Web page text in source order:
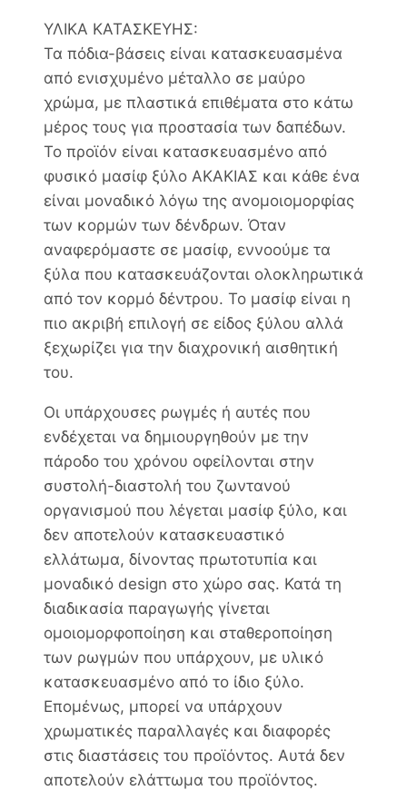
ΥΛΙΚΑ ΚΑΤΑΣΚΕΥΗΣ:
Τα πόδια-βάσεις είναι κατασκευασμένα
από ενισχυμένο μέταλλο σε μαύρο
χρώμα, με πλαστικά επιθέματα στο κάτω
μέρος τους για προστασία των δαπέδων.
Το προϊόν είναι κατασκευασμένο από
φυσικό μασίφ ξύλο ΑΚΑΚΙΑΣ και κάθε ένα
είναι μοναδικό λόγω της ανομοιομορφίας
των κορμών των δένδρων. Όταν
αναφερόμαστε σε μασίφ, εννοούμε τα
ξύλα που κατασκευάζονται ολοκληρωτικά
από τον κορμό δέντρου. Το μασίφ είναι η
πιο ακριβή επιλογή σε είδος ξύλου αλλά
ξεχωρίζει για την διαχρονική αισθητική
του.
Οι υπάρχουσες ρωγμές ή αυτές που
ενδέχεται να δημιουργηθούν με την
πάροδο του χρόνου οφείλονται στην
συστολή-διαστολή του ζωντανού
οργανισμού που λέγεται μασίφ ξύλο, και
δεν αποτελούν κατασκευαστικό
ελλάτωμα, δίνοντας πρωτοτυπία και
μοναδικό design στο χώρο σας. Κατά τη
διαδικασία παραγωγής γίνεται
ομοιομορφοποίηση και σταθεροποίηση
των ρωγμών που υπάρχουν, με υλικό
κατασκευασμένο από το ίδιο ξύλο.
Επομένως, μπορεί να υπάρχουν
χρωματικές παραλλαγές και διαφορές
στις διαστάσεις του προϊόντος. Αυτά δεν
αποτελούν ελάττωμα του προϊόντος.